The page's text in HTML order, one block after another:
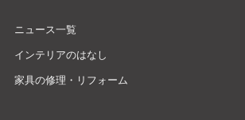
ニュース一覧
インテリアのはなし
家具の修理・リフォーム